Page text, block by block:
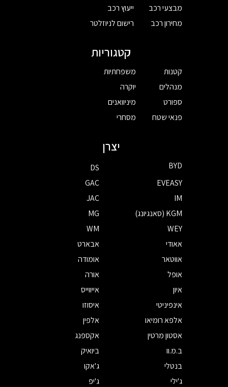
מבצעי רכב
מחירון רכב
ייעוץ רכב
רישום לניוזלטר
קטגוריות
קטנות
מנהלים
ספורט
פנאי שטח
משפחתיות
יוקרה
מיניוואנים
מסחרי
יצרן
BYD
DS
EVEASY
GAC
IM
JAC
KGM (סאנגיונג)
MG
WEY
WM
אאודי
אבארט
אווטאר
אומודה
אופל
אורה
איון
אייווייס
אינפיניטי
איסוזו
אלפא רומיאו
אלפין
אסטון מרטין
אקספנג
ב.מ.וו
ביואיק
בנטלי
ג'אקו
ג'ילי
ג'יפ